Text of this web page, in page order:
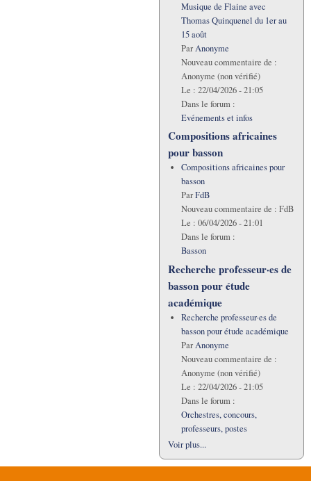
Musique de Flaine avec
Thomas Quinquenel du 1er au
15 août
ParAnonyme
Nouveau commentaire de :
Anonyme (non vérifié)
Le : 22/04/2026 - 21:05
Dans le forum :
Evénements et infos
Compositions africaines
pour basson
Compositions africaines pour
basson
ParFdB
Nouveau commentaire de : FdB
Le : 06/04/2026 - 21:01
Dans le forum :
Basson
Recherche professeur·es de
basson pour étude
académique
Recherche professeur·es de
basson pour étude académique
ParAnonyme
Nouveau commentaire de :
Anonyme (non vérifié)
Le : 22/04/2026 - 21:05
Dans le forum :
Orchestres, concours,
professeurs, postes
Voir plus...